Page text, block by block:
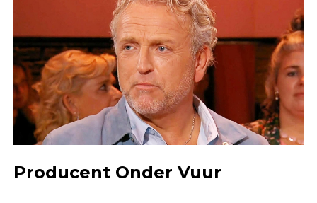
Producent Onder Vuur